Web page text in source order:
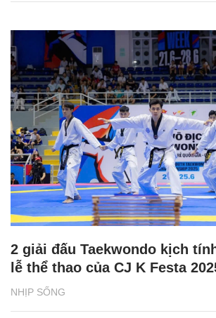
NHỊP SỐNG
2 giải đấu Taekwondo kịch
lễ thể thao của CJ K Festa